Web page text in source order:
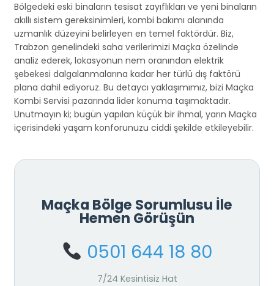
Bölgedeki eski binaların tesisat zayıflıkları ve yeni binaların
akıllı sistem gereksinimleri, kombi bakımı alanında
uzmanlık düzeyini belirleyen en temel faktördür. Biz,
Trabzon genelindeki saha verilerimizi Maçka özelinde
analiz ederek, lokasyonun nem oranından elektrik
şebekesi dalgalanmalarına kadar her türlü dış faktörü
plana dahil ediyoruz. Bu detaycı yaklaşımımız, bizi Maçka
Kombi Servisi pazarında lider konuma taşımaktadır.
Unutmayın ki; bugün yapılan küçük bir ihmal, yarın Maçka
içerisindeki yaşam konforunuzu ciddi şekilde etkileyebilir.
Maçka Bölge Sorumlusu İle
Hemen Görüşün
0501 644 18 80
7/24 Kesintisiz Hat